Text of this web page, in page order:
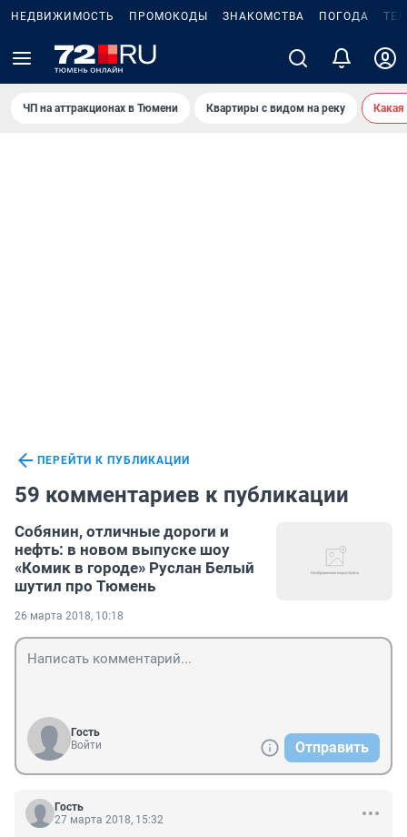
НЕДВИЖИМОСТЬ ПРОМОКОДЫ ЗНАКОМСТВА ПОГОДА
ЧП на аттракционах в Тюмени Квартиры с видом на реку
ПЕРЕЙТИ К ПУБЛИКАЦИИ
59 комментариев к публикации
Собянин, отличные дороги и
нефть: в новом выпуске шоу
«Комик в городе» Руслан Белый
шутил про Тюмень
26 марта 2018, 10:18
Гость
Войти
Отправить
Гость
27 марта 2018, 15:32